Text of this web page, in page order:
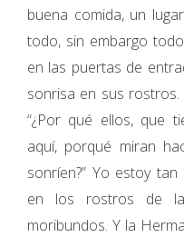
buena comida, un
todo, sin embargo
en las puertas de
sonrisa en sus
“¿Por qué ellos, que
aquí, porqué miran
sonríen?” Yo estoy
en los rostros de la
moribundos. Y la